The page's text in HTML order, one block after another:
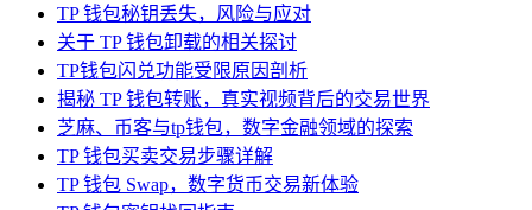
TP 钱包秘钥丢失，风险与应对
关于 TP 钱包卸载的相关探讨
TP钱包闪兑功能受限原因剖析
揭秘 TP 钱包转账，真实视频背后的交易世界
芝麻、币客与tp钱包，数字金融领域的探索
TP 钱包买卖交易步骤详解
TP 钱包 Swap，数字货币交易新体验